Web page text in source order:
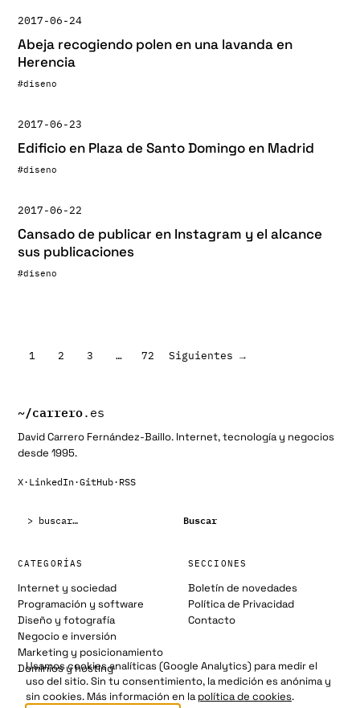
2017-06-24
Abeja recogiendo polen en una lavanda en
Herencia
#diseno
2017-06-23
Edificio en Plaza de Santo Domingo en Madrid
#diseno
2017-06-22
Cansado de publicar en Instagram y el alcance
sus publicaciones
#diseno
Paginación
entradas
1 2 3 … 72 Siguientes →
~/carrero.es
David Carrero Fernández-Baillo. Internet, tecnología y negocios
desde 1995.
X· LinkedIn·GitHub· RSS
Buscar
CATEGORÍAS
Internet y sociedad
Programación y software
Diseño y fotografía
Negocio e inversión
Marketing y posicionamiento
Dominios y hosting
SECCIONES
Boletín de novedades
Política de Privacidad
Contacto
Usamos cookies analíticas (Google Analytics) para medir el
uso del sitio. Sin tu consentimiento, la medición es anónima y
sin cookies. Más información en lapolítica de cookies.